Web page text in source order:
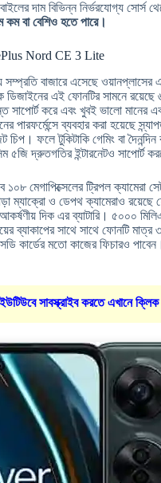
দাম বিভিন্ন নির্ভরযোগ্য সোর্স
বা বেশিও হতে পারে।
Nord CE 3 Lite
সম্প্রতি বাজারে এসেছে
ডিজাইনের এই ফোনটির সামনে
সাপোর্ট করে এবং খুবই ভালো মানের
ব্যবহার করা হয়েছে
চিপ। ফলে টুকিটাকি গেমিং বা
৫জি দ্রুতগতির ইন্টারনেটও সাপোর্ট
১০৮ মেগাপিক্সেলের ট্রিপল
ম্যাক্রো ও ডেপথ ক্যামেরাও রয়েছে
দিক এর ব্যাটারি। ৫০০০
ব্যাকাপের সাথে সাথে ফোনটি
কার্ডের মতো কাজের ফিচারও
ইউটিউবে সাবস্ক্রাইব করতে এখানে